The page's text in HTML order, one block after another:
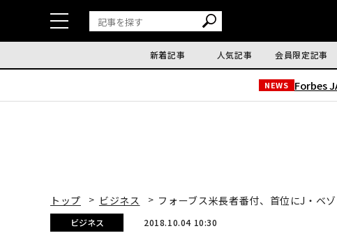
新着記事 人気記事 会員限定記事
NEWS Forbes
トップ ビジネス フォーブス米長者番付、首位にJ・ベ
ビジネス 2018.10.04 10:30